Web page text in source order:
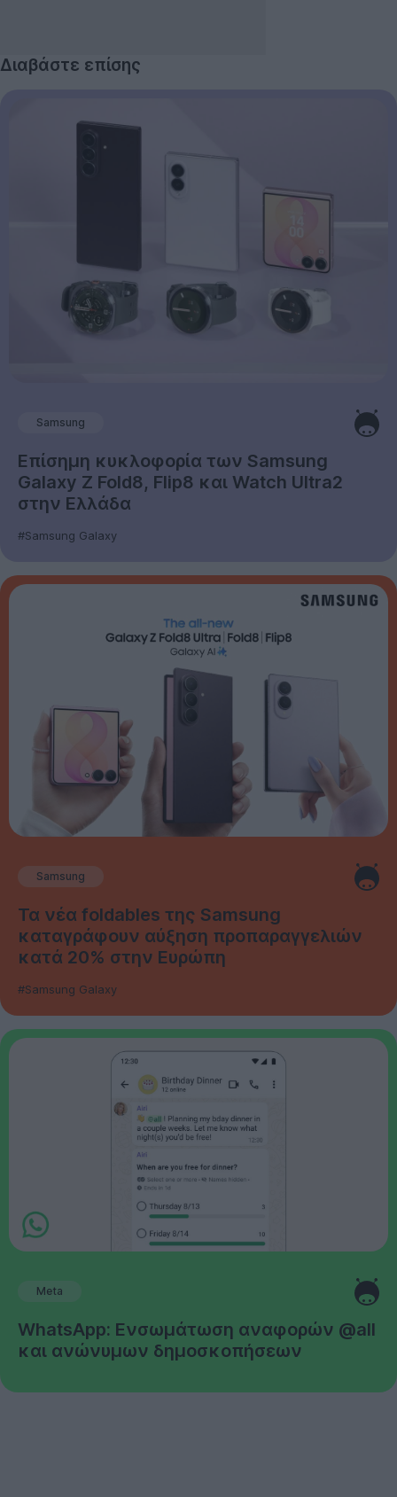
Διαβάστε επίσης
Samsung
Επίσημη κυκλοφορία των Samsung
Galaxy Z Fold8, Flip8 και Watch Ultra2
στην Ελλάδα
#Samsung Galaxy
Samsung
Τα νέα foldables της Samsung
καταγράφουν αύξηση προπαραγγελιών
κατά 20% στην Ευρώπη
#Samsung Galaxy
Meta
WhatsApp: Ενσωμάτωση αναφορών @all
και ανώνυμων δημοσκοπήσεων